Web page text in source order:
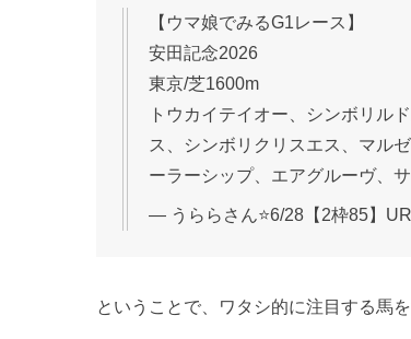
【ウマ娘でみるG1レース】
安田記念2026
東京/芝1600m
トウカイテイオー、シンボリル
ス、シンボリクリスエス、マル
ーラーシップ、エアグルーヴ、
— うららさん⭐6/28【2枠85】
ということで、ワタシ的に注目する馬